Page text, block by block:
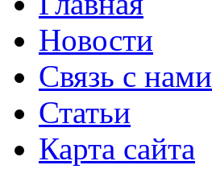
Новости
Связь с нами
Статьи
Карта сайта